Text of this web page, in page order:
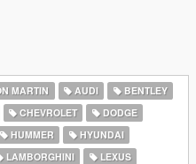
MARTIN AUDI
BENTLEY
CHEVROLET
DODGE
HUMMER
HYUNDAI
LAMBORGHINI
LEXUS